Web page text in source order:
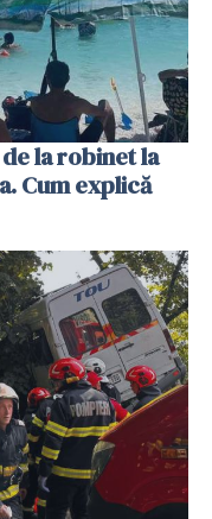
la robinet la
Cum explică